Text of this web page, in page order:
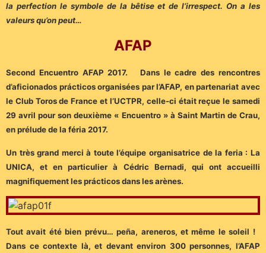
la perfection le symbole de la bêtise et de l’irrespect. On a les
valeurs qu’on peut…
AFAP
Second Encuentro AFAP 2017. Dans le cadre des rencontres
d’aficionados prácticos organisées par l’AFAP, en partenariat avec
le Club Toros de France et l’UCTPR, celle-ci était reçue le samedi
29 avril pour son deuxième « Encuentro » à Saint Martin de Crau,
en prélude de la féria 2017.
Un très grand merci à toute l’équipe organisatrice de la feria : La
UNICA, et en particulier à Cédric Bernadi, qui ont accueilli
magnifiquement les prácticos dans les arènes.
Tout avait été bien prévu… peña, areneros, et même le soleil !
Dans ce contexte là, et devant environ 300 personnes, l’AFAP